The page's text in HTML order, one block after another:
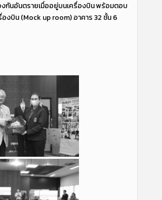
กันอันตรายเมื่ออยู่บนเครื่องบิน พร้อมตอบ
งบิน (Mock up room) อาคาร 32 ชั้น 6